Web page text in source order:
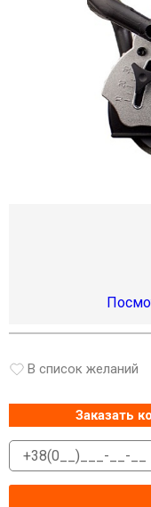
В список желаний
Заказать